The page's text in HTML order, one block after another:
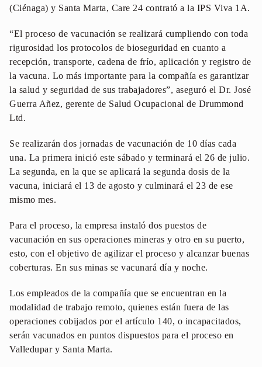
(Ciénaga) y Santa Marta, Care 24 contrató a la IPS Viva 1A.
“El proceso de vacunación se realizará cumpliendo con toda
rigurosidad los protocolos de bioseguridad en cuanto a
recepción, transporte, cadena de frío, aplicación y registro de
la vacuna. Lo más importante para la compañía es garantizar
la salud y seguridad de sus trabajadores”, aseguró el Dr. José
Guerra Añez, gerente de Salud Ocupacional de Drummond
Ltd.
Se realizarán dos jornadas de vacunación de 10 días cada
una. La primera inició este sábado y terminará el 26 de julio.
La segunda, en la que se aplicará la segunda dosis de la
vacuna, iniciará el 13 de agosto y culminará el 23 de ese
mismo mes.
Para el proceso, la empresa instaló dos puestos de
vacunación en sus operaciones mineras y otro en su puerto,
esto, con el objetivo de agilizar el proceso y alcanzar buenas
coberturas. En sus minas se vacunará día y noche.
Los empleados de la compañía que se encuentran en la
modalidad de trabajo remoto, quienes están fuera de las
operaciones cobijados por el artículo 140, o incapacitados,
serán vacunados en puntos dispuestos para el proceso en
Valledupar y Santa Marta.